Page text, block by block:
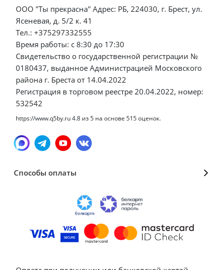
ООО "Ты прекрасна" Адрес: РБ, 224030, г. Брест, ул.
Ясеневая, д. 5/2 к. 41
Тел.: +375297332555
Время работы: с 8:30 до 17:30
Свидетельство о государственной регистрации №
0180437, выданное Администрацией Московского
района г. Бреста от 14.04.2022
Регистрация в торговом реестре 20.04.2022, номер:
532542
https://www.q5by.ru4.8 из5 на основе 515оценок.
Способы оплаты